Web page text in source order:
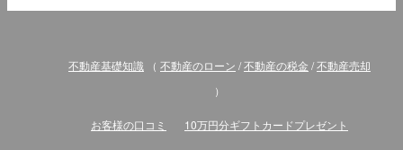
不動産基礎知識 （ 不動産のローン /不動産の税金 /不動産売却
）
お客様の口コミ 10万円分ギフトカードプレゼント